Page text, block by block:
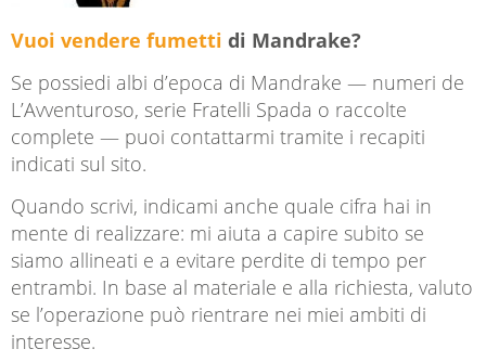
Vuoi vendere fumetti di Mandrake?
Se possiedi albi d’epoca di Mandrake — numeri de
L’Avventuroso, serie Fratelli Spada o raccolte
complete — puoi contattarmi tramite i recapiti
indicati sul sito.
Quando scrivi, indicami anche quale cifra hai in
mente di realizzare: mi aiuta a capire subito se
siamo allineati e a evitare perdite di tempo per
entrambi. In base al materiale e alla richiesta, valuto
se l’operazione può rientrare nei miei ambiti di
interesse.